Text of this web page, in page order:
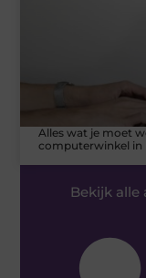
Alles wat je moet
computerwinkel in
Bekijk alle